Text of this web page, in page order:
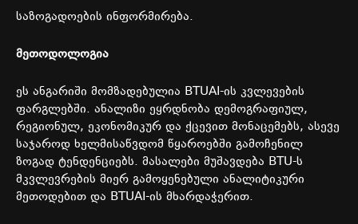
საზოგადოების ინფორმირება.
მეთოდოლოგია
ეს ანგარიში მომზადებულია BTUAI-ის კვლევების
ფარგლებში. ანალიზი ეყრდნობა დემოგრაფიულ,
რეგიონულ, ეკონომიკურ და ქცევით მონაცემებს, ასევე
საჯაროდ ხელმისაწვდომ წყაროებში გამოჩენილ
ზოგად ტენდენციებს. მასალები მუშავდება BTU-ს
მკვლევრების მიერ გამოყენებული ანალიტიკური
მეთოდებით და BTUAI-ის მხარდაჭერით.